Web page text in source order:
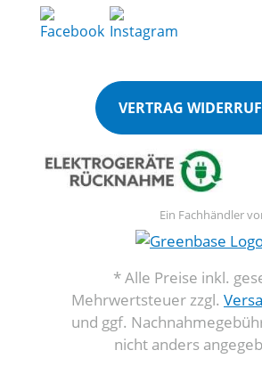
VERTRAG
Ein Fachhändler
* Alle Preise inkl.
Mehrwertsteuer zzgl.
und ggf.
nicht anders